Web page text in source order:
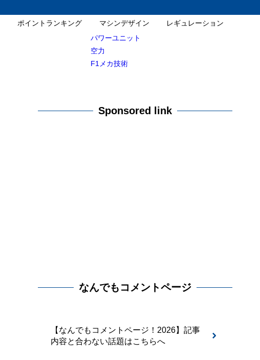
ポイントランキング
マシンデザイン
パワーユニット
空力
F1メカ技術
レギュレーション
Sponsored link
なんでもコメントページ
【なんでもコメントページ！2026】記事
内容と合わない話題はこちらへ